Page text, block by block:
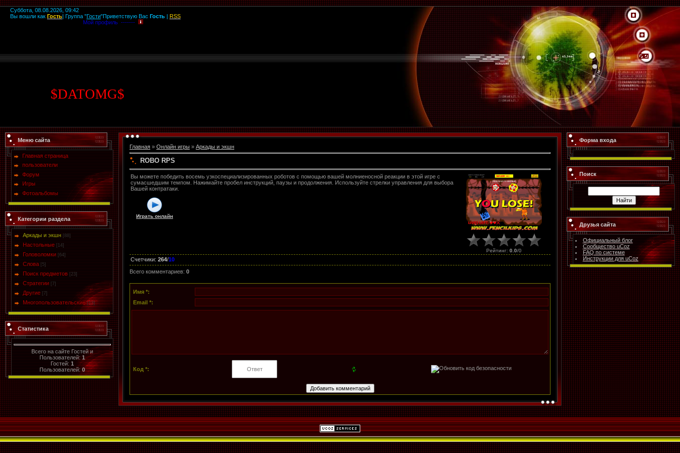
Суббота, 08.08.2026, 09:42
Вы вошли как Гость| Группа "Гости"Приветствую Вас Гость | RSS
Мой профиль -------
$DATOMG$
Меню сайта
Главная страница
пользователи
Форум
Игры
Фотоальбомы
Категории раздела
Аркады и экшн [88]
Настольные [14]
Головоломки [64]
Слова [5]
Поиск предметов [23]
Стратегии [7]
Другие [7]
Многопользовательские [13]
Статистика
Всего на сайте Гостей и
Пользователей:1
Гостей:1
Пользователей:0
Главная » Онлайн игры » Аркады и экшн
ROBO RPS
Вы можете победить восемь узкоспециализированных роботов с помощью вашей молниеносной реакции в этой игре с
сумасшедшим темпом. Нажимайте пробел инструкций, паузы и продолжения. Используйте стрелки управления для выбора
Вашей контратаки.
Играть онлайн
Рейтинг: 0.0/0
Счетчики: 264/10
Всего комментариев: 0
Имя *:
Email *:
Код *:
Форма входа
Поиск
Друзья сайта
Официальный блог
Сообщество uCoz
FAQ по системе
Инструкции для uCoz